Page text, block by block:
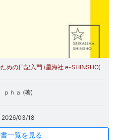
めの日記入門 (星海社 e-SHINSHO)
ｐｈａ (著)
2026/03/18
一覧を見る